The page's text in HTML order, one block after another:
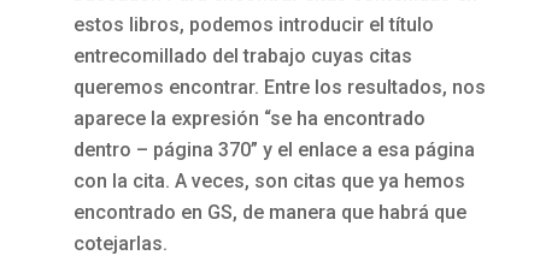
estos libros, podemos introducir el título
entrecomillado del trabajo cuyas citas
queremos encontrar. Entre los resultados, nos
aparece la expresión “se ha encontrado
dentro – página 370” y el enlace a esa página
con la cita. A veces, son citas que ya hemos
encontrado en GS, de manera que habrá que
cotejarlas.